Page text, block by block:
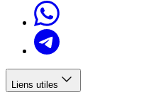
Liens utiles